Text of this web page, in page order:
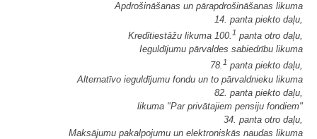
Apdrošināšanas un pārapdrošināšanas likuma
14. panta piekto daļu,
Kredītiestāžu likuma 100. 1 panta otro daļu,
Ieguldījumu pārvaldes sabiedrību likuma
78. 1 panta piekto daļu,
Alternatīvo ieguldījumu fondu un to pārvaldnieku likuma
82. panta piekto daļu,
likuma "Par privātajiem pensiju fondiem"
34. panta otro daļu,
Maksājumu pakalpojumu un elektroniskās naudas likuma